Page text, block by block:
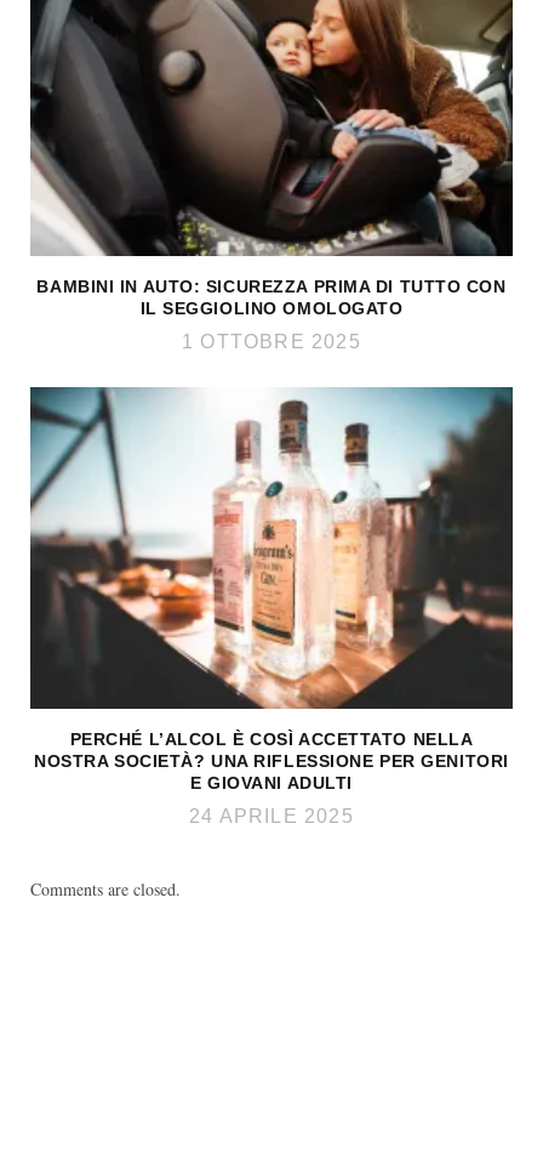
BAMBINI IN AUTO: SICUREZZA PRIMA DI TUTTO CON
IL SEGGIOLINO OMOLOGATO
1 OTTOBRE 2025
PERCHÉ L’ALCOL È COSÌ ACCETTATO NELLA
NOSTRA SOCIETÀ? UNA RIFLESSIONE PER GENITORI
E GIOVANI ADULTI
24 APRILE 2025
Comments are closed.